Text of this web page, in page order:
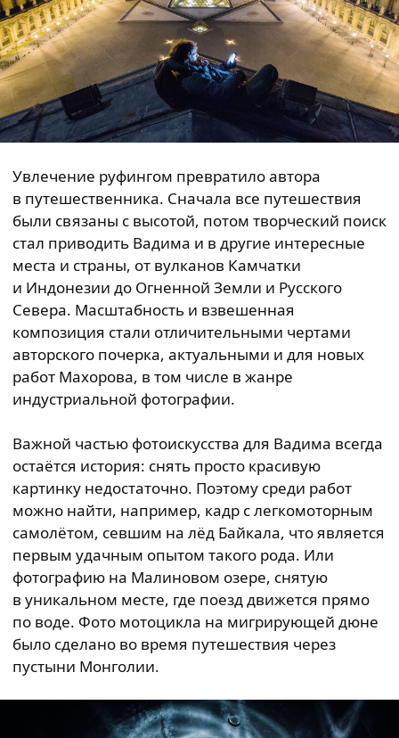
Увлечение руфингом превратило автора
в путешественника. Сначала все путешествия
были связаны с высотой, потом творческий поиск
стал приводить Вадима и в другие интересные
места и страны, от вулканов Камчатки
и Индонезии до Огненной Земли и Русского
Севера. Масштабность и взвешенная
композиция стали отличительными чертами
авторского почерка, актуальными и для новых
работ Махорова, в том числе в жанре
индустриальной фотографии.
Важной частью фотоискусства для Вадима всегда
остаётся история: снять просто красивую
картинку недостаточно. Поэтому среди работ
можно найти, например, кадр с легкомоторным
самолётом, севшим на лёд Байкала, что является
первым удачным опытом такого рода. Или
фотографию на Малиновом озере, снятую
в уникальном месте, где поезд движется прямо
по воде. Фото мотоцикла на мигрирующей дюне
было сделано во время путешествия через
пустыни Монголии.